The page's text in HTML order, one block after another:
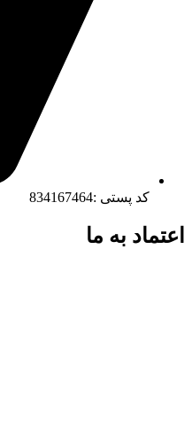
کد پستی :834167464
اعتماد به ما